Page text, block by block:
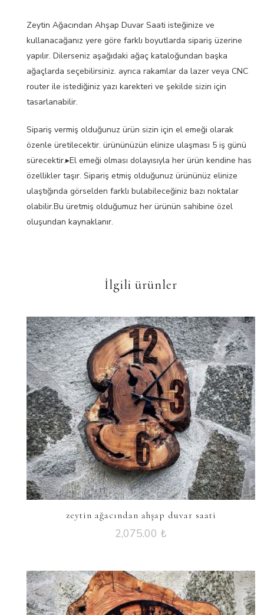
Zeytin Ağacından Ahşap Duvar Saati isteğinize ve
kullanacağanız yere göre farklı boyutlarda sipariş üzerine
yapılır. Dilerseniz aşağıdaki ağaç kataloğundan başka
ağaçlarda seçebilirsiniz. ayrıca rakamlar da lazer veya CNC
router ile istediğiniz yazı karekteri ve şekilde sizin için
tasarlanabilir.
Sipariş vermiş olduğunuz ürün sizin için el emeği olarak
özenle üretilecektir. ürününüzün elinize ulaşması 5 iş günü
sürecektir.▸El emeği olması dolayısıyla her ürün kendine has
özellikler taşır. Sipariş etmiş olduğunuz ürününüz elinize
ulaştığında görselden farklı bulabileceğiniz bazı noktalar
olabilir.Bu üretmiş olduğumuz her ürünün sahibine özel
oluşundan kaynaklanır.
İlgili ürünler
zeytin ağacından ahşap duvar saati
2,075.00 ₺